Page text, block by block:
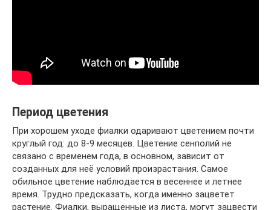
Период цветения
При хорошем уходе фиалки одаривают цветением почти
круглый год: до 8-9 месяцев. Цветение сенполий не
связано с временем года, в основном, зависит от
созданных для неё условий произрастания. Самое
обильное цветение наблюдается в весеннее и летнее
время. Трудно предсказать, когда именно зацветет
растение. Фиалки, выращенные из листа, могут зацвести